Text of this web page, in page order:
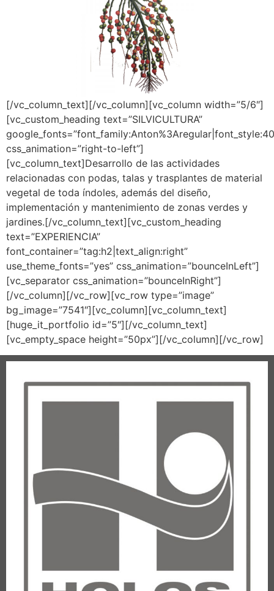
[/vc_column_text][/vc_column][vc_column width=”5/6″]
[vc_custom_heading text=”SILVICULTURA”
css_animation=”right-to-left”]
[vc_column_text]Desarrollo de las actividades
relacionadas con podas, talas y trasplantes de material
vegetal de toda índoles, además del diseño,
implementación y mantenimiento de zonas verdes y
jardines.[/vc_column_text][vc_custom_heading
text=”EXPERIENCIA”
font_container=”tag:h2|text_align:right”
use_theme_fonts=”yes” css_animation=”bounceInLeft”]
[vc_separator css_animation=”bounceInRight”]
[/vc_column][/vc_row][vc_row type=”image”
bg_image=”7541″][vc_column][vc_column_text]
[huge_it_portfolio id=”5″][/vc_column_text]
[vc_empty_space height=”50px”][/vc_column][/vc_row]